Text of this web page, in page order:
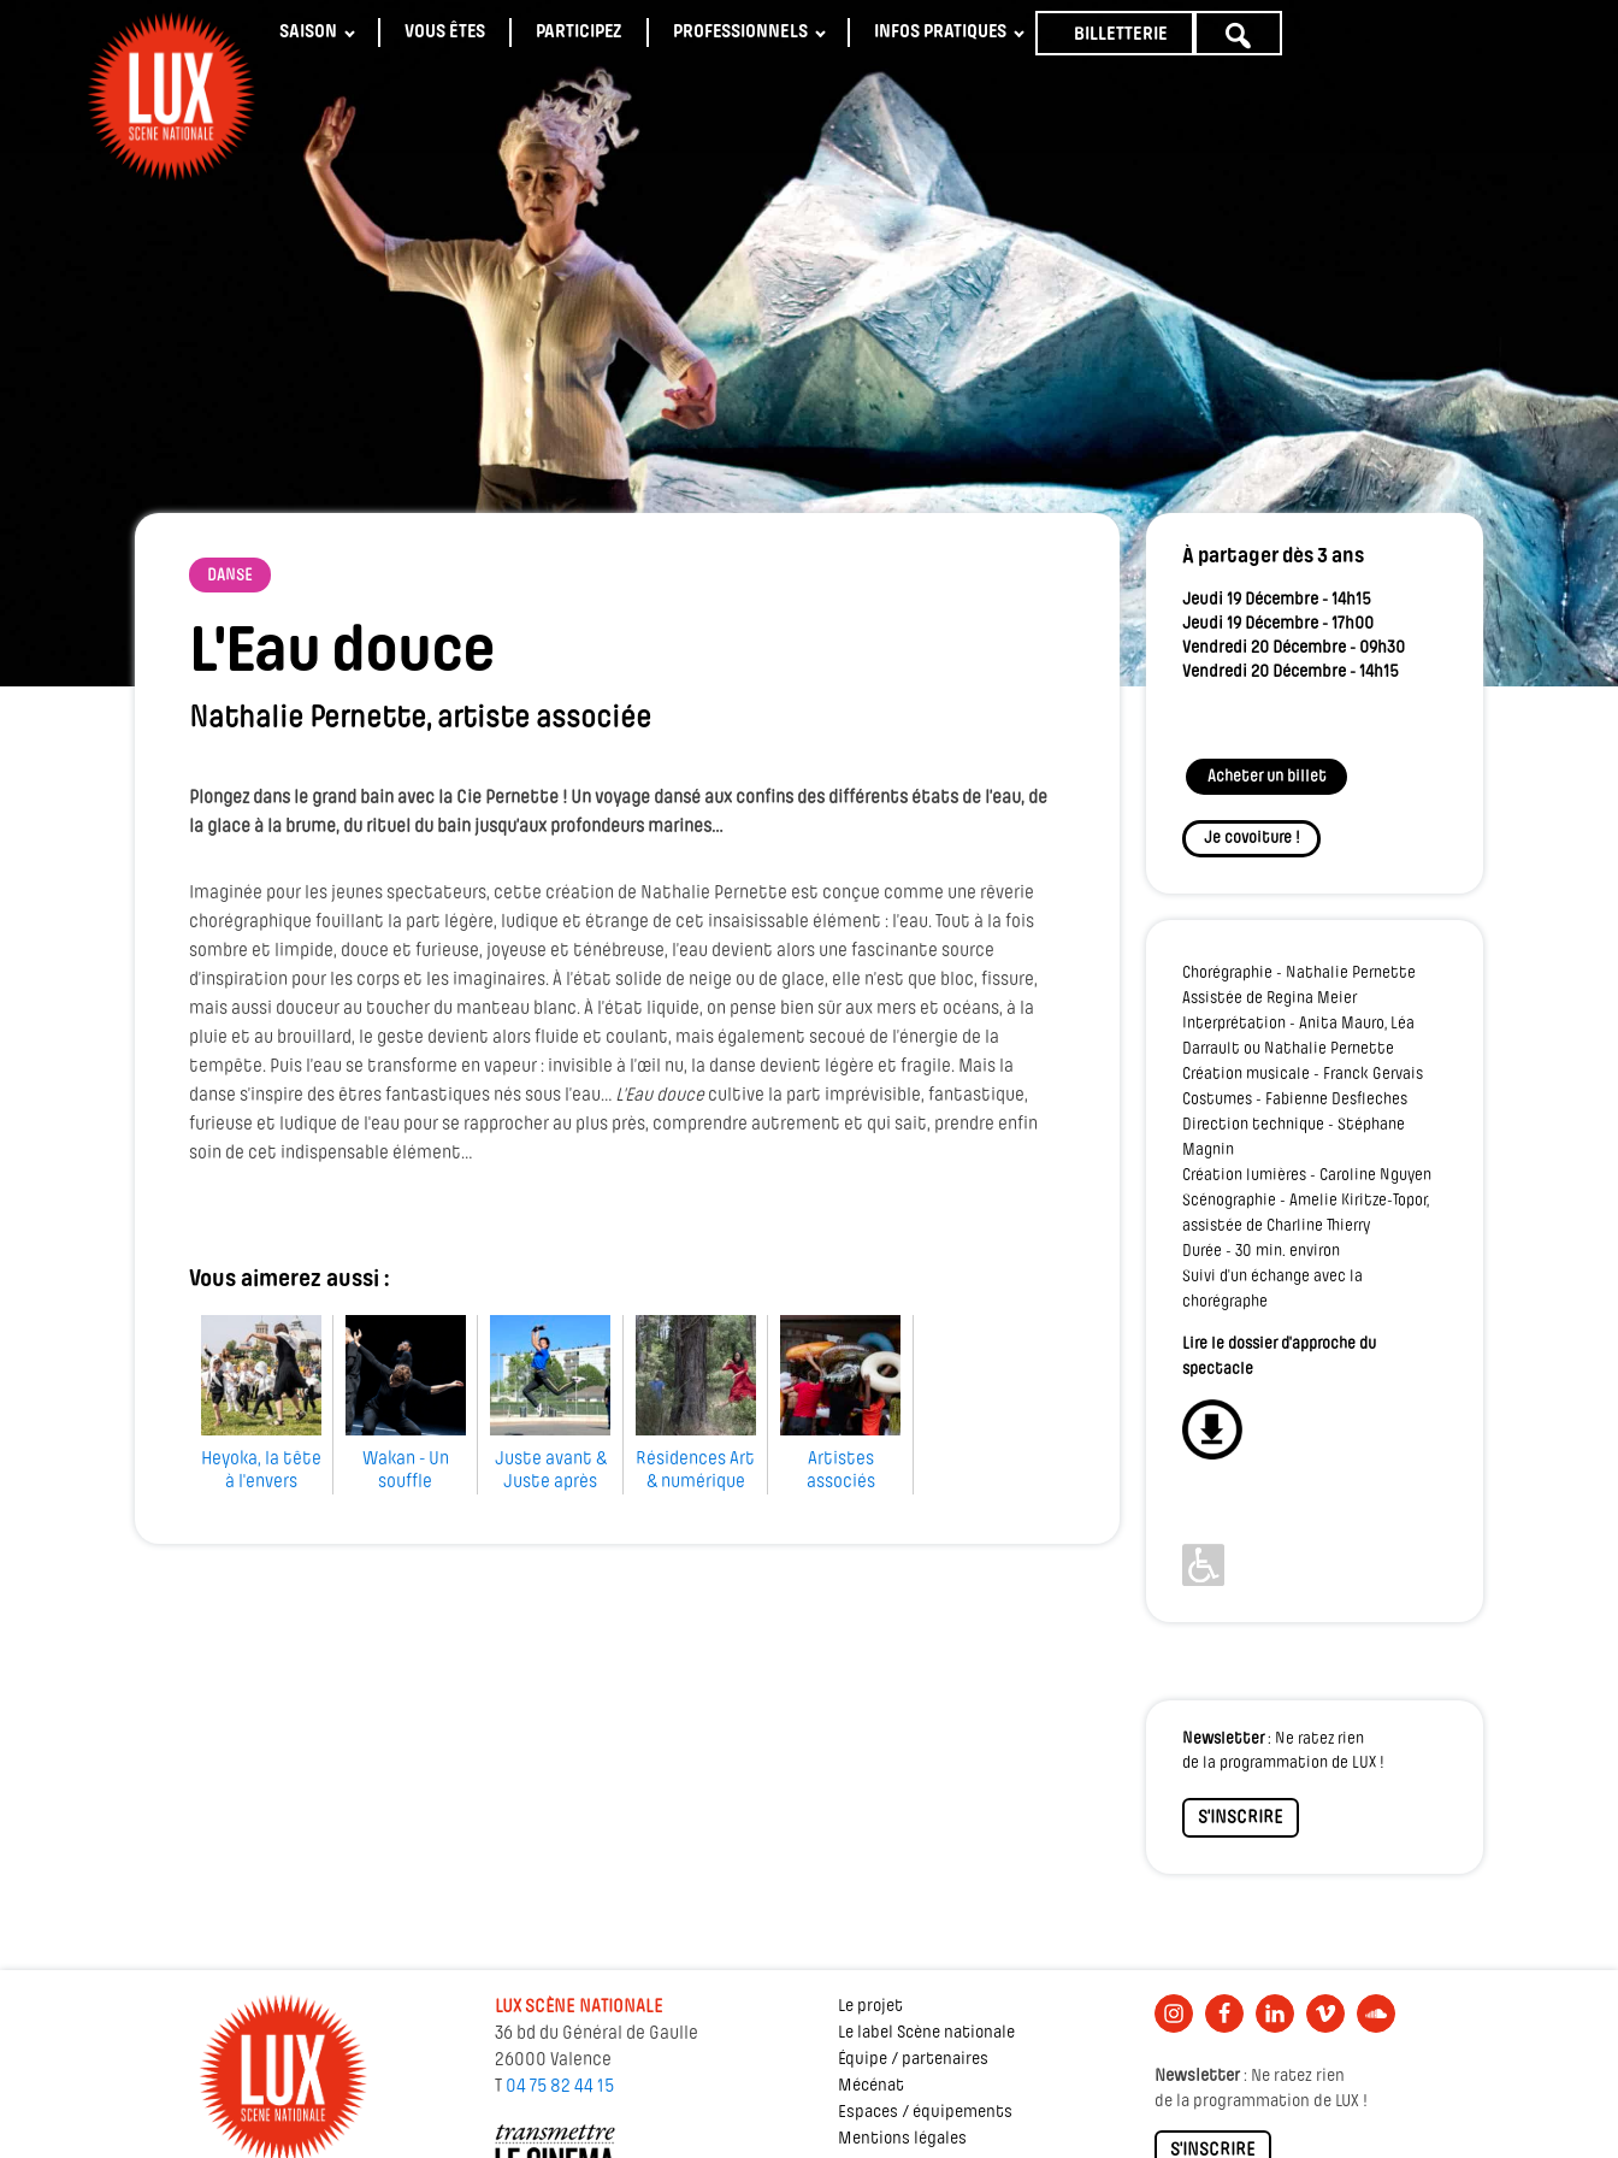
SAISON VOUS ÊTES PARTICIPEZ PROFESSIONNELS INFOS PRATIQUES BILLETTERIE
TOUTE
DANSE
L'Eau douce
Nathalie Pernette, artiste associée
Plongez dans le grand bain avec la Cie Pernette ! Un voyage dansé aux confins des différents états de l’eau, de
la glace à la brume, du rituel du bain jusqu’aux profondeurs marines…
Imaginée pour les jeunes spectateurs, cette création de Nathalie Pernette est conçue comme une rêverie
chorégraphique fouillant la part légère, ludique et étrange de cet insaisissable élément : l’eau. Tout à la fois
sombre et limpide, douce et furieuse, joyeuse et ténébreuse, l’eau devient alors une fascinante source
d’inspiration pour les corps et les imaginaires. À l’état solide de neige ou de glace, elle n’est que bloc, fissure,
mais aussi douceur au toucher du manteau blanc. À l’état liquide, on pense bien sûr aux mers et océans, à la
pluie et au brouillard, le geste devient alors fluide et coulant, mais également secoué de l’énergie de la
tempête. Puis l’eau se transforme en vapeur : invisible à l’œil nu, la danse devient légère et fragile. Mais la
danse s’inspire des êtres fantastiques nés sous l’eau… L'Eau doucecultive la part imprévisible, fantastique,
furieuse et ludique de l'eau pour se rapprocher au plus près, comprendre autrement et qui sait, prendre enfin
soin de cet indispensable élément…
Vous aimerez aussi :
Heyoka, la tête
à l'envers
Wakan - Un
souffle
Juste avant &
Juste après
Résidences Art
& numérique
Artistes
associés
À partager dès 3 ans
Jeudi 19 Décembre - 14h15
Jeudi 19 Décembre - 17h00
Vendredi 20 Décembre - 09h30
Vendredi 20 Décembre - 14h15
Acheter un billet
Je covoiture !
Chorégraphie - Nathalie Pernette
Assistée de Regina Meier
Interprétation - Anita Mauro, Léa
Darrault ou Nathalie Pernette
Création musicale - Franck Gervais
Costumes - Fabienne Desfleches
Direction technique - Stéphane
Magnin
Création lumières - Caroline Nguyen
Scénographie - Amelie Kiritze-Topor,
assistée de Charline Thierry
Durée - 30 min. environ
Suivi d'un échange avec la
chorégraphe
Lire le dossier d'approche du
spectacle
Newsletter: Ne ratez rien
de la programmation de LUX !
S'INSCRIRE
LUX SCÈNE NATIONALE
36 bd du Général de Gaulle
26000 Valence
T 04 75 82 44 15
Le projet
Le label Scène nationale
Équipe / partenaires
Mécénat
Espaces / équipements
Mentions légales
Newsletter: Ne ratez rien
de la programmation de LUX !
S'INSCRIRE